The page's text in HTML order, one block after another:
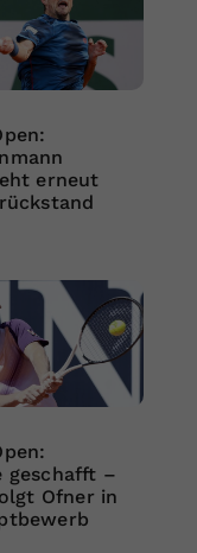
erneut
geschafft –
Ofner in